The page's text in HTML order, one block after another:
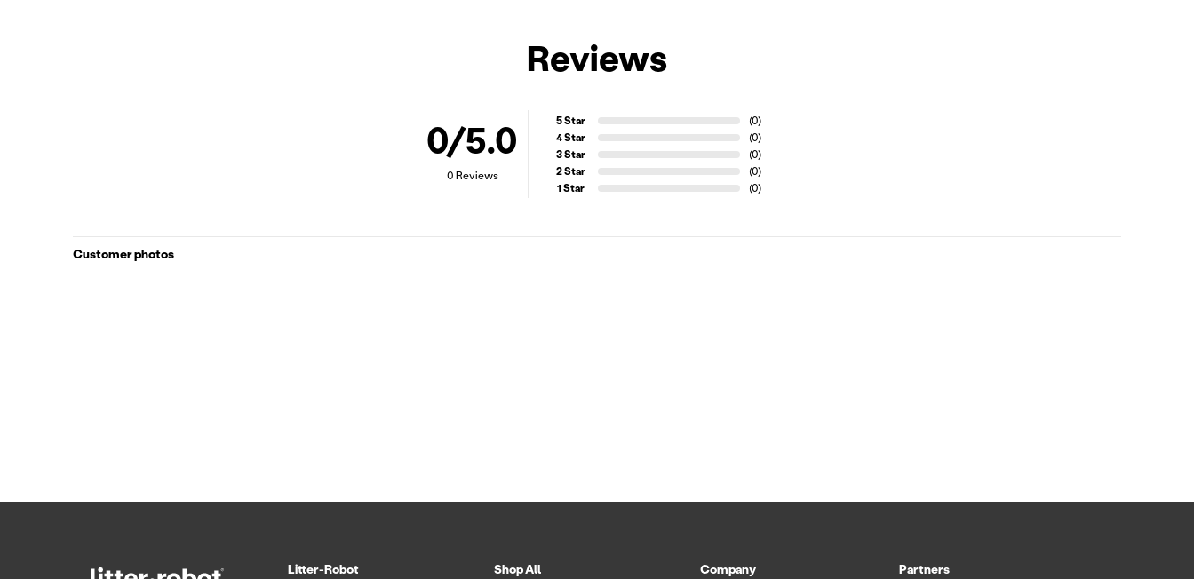
Reviews
0/5.0
0 Reviews
5 Star
(0)
4 Star
(0)
3 Star
(0)
2 Star
(0)
1 Star
(0)
Customer photos
Litter-Robot Shop All Company Partners